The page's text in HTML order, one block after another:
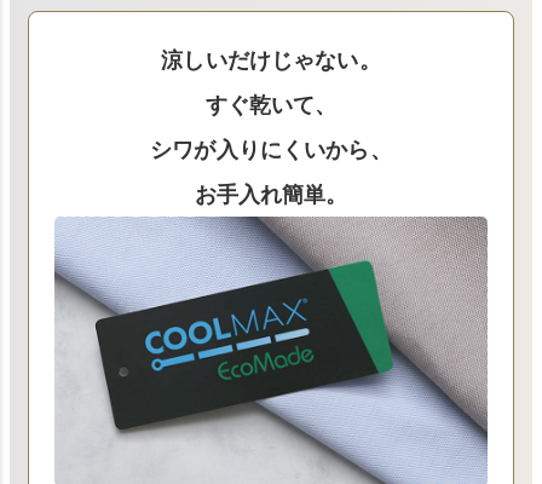
涼しいだけじゃない。
すぐ乾いて、
シワが入りにくいから、
お手入れ簡単。